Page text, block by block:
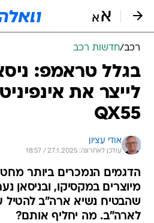
רכב/חדשות רכב
בגלל טראמפ:
QX55
אודי עציון
עודכן לאחרונה: 27.1.2025 / 18:57
הדגמים הנמכרים ביותר
שהבטיח נשיא ארה"ב להטיל
לארה"ב. מה יחליף אותם?